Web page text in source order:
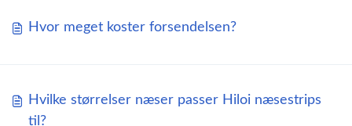
Hvor meget koster forsendelsen?
Hvilke størrelser næser passer Hiloi næsestrips
til?